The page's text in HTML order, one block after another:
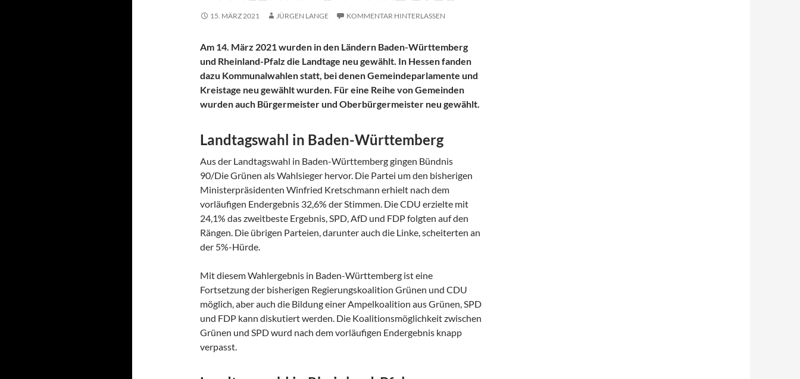
15. MÄRZ 2021 JÜRGEN LANGE KOMMENTAR HINTERLASSEN
Am 14. März 2021 wurden in den Ländern Baden-Württemberg
und Rheinland-Pfalz die Landtage neu gewählt. In Hessen fanden
dazu Kommunalwahlen statt, bei denen Gemeindeparlamente und
Kreistage neu gewählt wurden. Für eine Reihe von Gemeinden
wurden auch Bürgermeister und Oberbürgermeister neu gewählt.
Landtagswahl in Baden-Württemberg
Aus der Landtagswahl in Baden-Württemberg gingen Bündnis
90/Die Grünen als Wahlsieger hervor. Die Partei um den bisherigen
Ministerpräsidenten Winfried Kretschmann erhielt nach dem
vorläufigen Endergebnis 32,6% der Stimmen. Die CDU erzielte mit
24,1% das zweitbeste Ergebnis, SPD, AfD und FDP folgten auf den
Rängen. Die übrigen Parteien, darunter auch die Linke, scheiterten an
der 5%-Hürde.
Mit diesem Wahlergebnis in Baden-Württemberg ist eine
Fortsetzung der bisherigen Regierungskoalition Grünen und CDU
möglich, aber auch die Bildung einer Ampelkoalition aus Grünen, SPD
und FDP kann diskutiert werden. Die Koalitionsmöglichkeit zwischen
Grünen und SPD wurd nach dem vorläufigen Endergebnis knapp
verpasst.